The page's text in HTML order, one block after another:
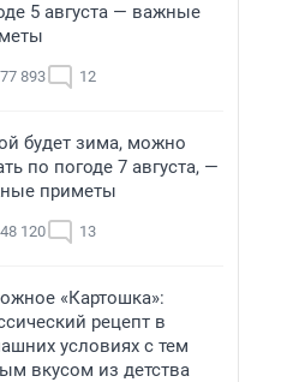
5 августа — важные
77 893 12
будет зима, можно
по погоде 7 августа, —
приметы
48 120 13
«Картошка»:
рецепт в
условиях с тем
вкусом из детства